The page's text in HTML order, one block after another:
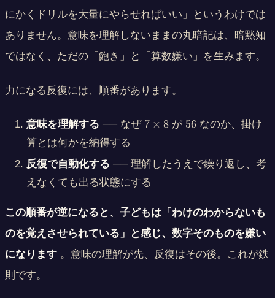
にかくドリルを大量にやらせればいい」というわけでは
ありません。意味を理解しないままの丸暗記は、暗黙知
ではなく、ただの「飽き」と「算数嫌い」を生みます。
力になる反復には、順番があります。
意味を理解する ── なぜ 7
m
es
8
7 × 8 が 5
56 なのか、掛け
算とは何かを納得する
反復で自動化する ── 理解したうえで繰り返し、考
えなくても出る状態にする
この順番が逆になると、子どもは「わけのわからないも
のを覚えさせられている」と感じ、数字そのものを嫌い
になります 。意味の理解が先、反復はその後。これが鉄
則です。